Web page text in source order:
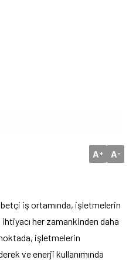
A+ A-
iş ortamında, işletmelerin
her zamankinden daha
işletmelerin
ve enerji kullanımında